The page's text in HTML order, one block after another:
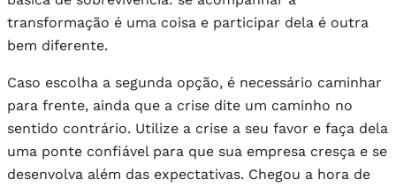
transformação é uma coisa e participar dela é outra
bem diferente.
Caso escolha a segunda opção, é necessário caminhar
para frente, ainda que a crise dite um caminho no
sentido contrário. Utilize a crise a seu favor e faça dela
uma ponte confiável para que sua empresa cresça e se
desenvolva além das expectativas. Chegou a hora de